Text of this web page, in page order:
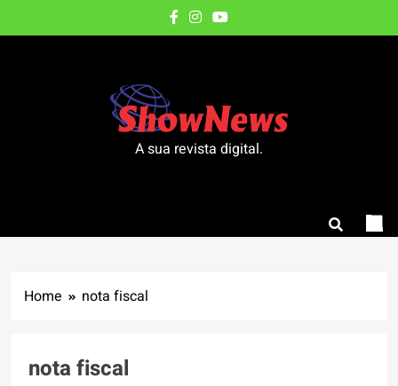
to
A sua revista digital.
Home nota fiscal
nota fiscal